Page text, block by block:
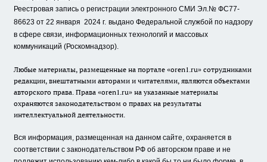
Реестровая запись о регистрации электронного СМИ Эл.№ ФС77-
86623 от 22 января 2024 г. выдано Федеральной службой по надзору
в сфере связи, информационных технологий и массовых
коммуникаций (Роскомнадзор).
Любые материалы, размещенные на портале «oren1.ru» сотрудниками
редакции, внештатными авторами и читателями, являются объектами
авторского права. Права «oren1.ru» на указанные материалы
охраняются законодательством о правах на результаты
интеллектуальной деятельности.
Вся информация, размещенная на данном сайте, охраняется в
соответствии с законодательством РФ об авторском праве и не